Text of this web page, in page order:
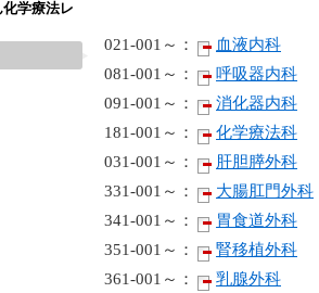
021-001～：
血液内科
081-001～：
呼吸器内科
091-001～：
消化器内科
181-001～：
化学療法科
031-001～：
肝胆膵外科
331-001～：
大腸肛門外科
341-001～：
胃食道外科
351-001～：
腎移植外科
361-001～：
乳腺外科
学療法レ